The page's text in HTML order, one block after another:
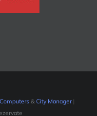
& City Manager|